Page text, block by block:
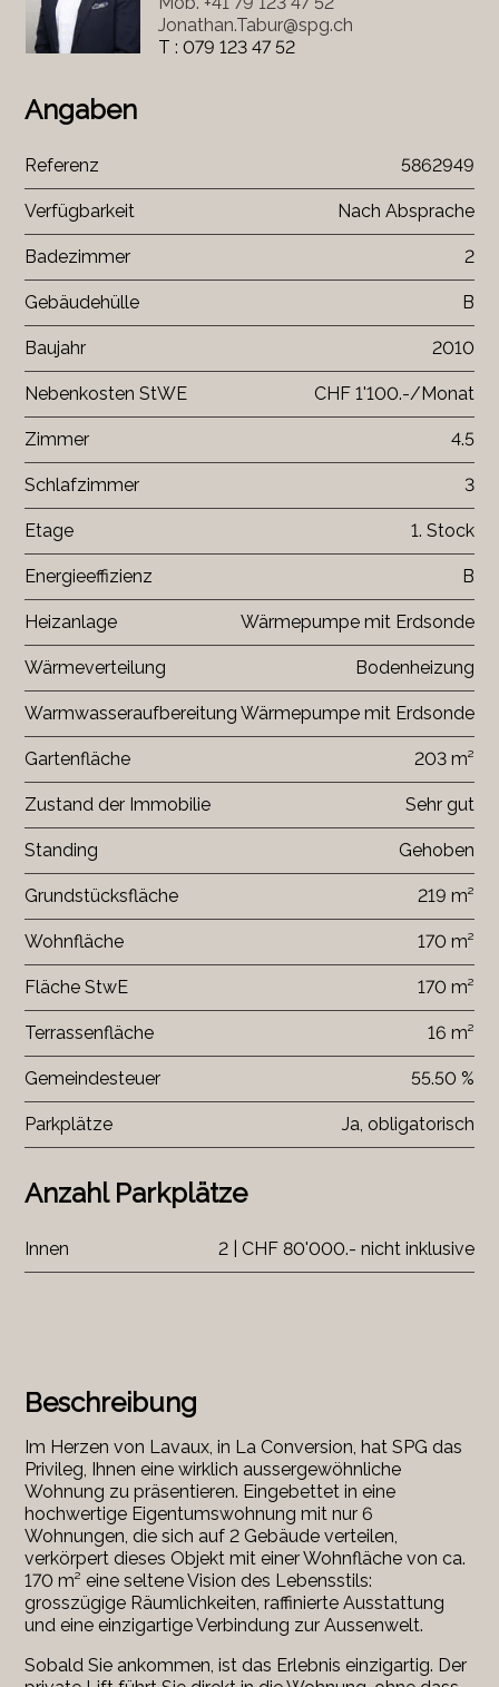
Beschreibung
Im Herzen von Lavaux, in La Conversion, hat SPG das
Privileg, Ihnen eine wirklich aussergewöhnliche
Wohnung zu präsentieren. Eingebettet in eine
hochwertige Eigentumswohnung mit nur 6
Wohnungen, die sich auf 2 Gebäude verteilen,
verkörpert dieses Objekt mit einer Wohnfläche von ca.
170 m² eine seltene Vision des Lebensstils:
grosszügige Räumlichkeiten, raffinierte Ausstattung
und eine einzigartige Verbindung zur Aussenwelt.
Sobald Sie ankommen, ist das Erlebnis einzigartig. Der
Jonathan.Tabur@spg.ch
T : 079 123 47 52
Angaben
Referenz 5862949
Verfügbarkeit Nach Absprache
Badezimmer 2
Gebäudehülle B
Baujahr 2010
Nebenkosten StWE CHF 1'100.-/Monat
Zimmer 4.5
Schlafzimmer 3
Etage 1. Stock
Energieeffizienz B
Heizanlage Wärmepumpe mit Erdsonde
Wärmeverteilung Bodenheizung
Warmwasseraufbereitung Wärmepumpe mit Erdsonde
Gartenfläche 203 m²
Zustand der Immobilie Sehr gut
Standing Gehoben
Grundstücksfläche 219 m²
Wohnfläche 170 m²
Fläche StwE 170 m²
Terrassenfläche 16 m²
Gemeindesteuer 55.50 %
Parkplätze Ja, obligatorisch
Anzahl Parkplätze
Innen 2 | CHF 80'000.- nicht inklusive